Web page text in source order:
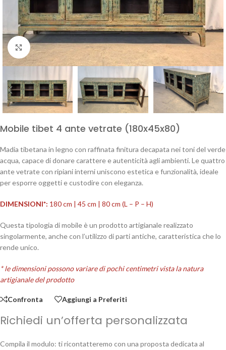
Click to enlarge
Mobile tibet 4 ante vetrate (180x45x80)
Madia tibetana in legno con raffinata finitura decapata nei toni del verde
acqua, capace di donare carattere e autenticità agli ambienti. Le quattro
ante vetrate con ripiani interni uniscono estetica e funzionalità, ideale
per esporre oggetti e custodire con eleganza.
DIMENSIONI*: 180 cm | 45 cm | 80 cm (L – P – H)
Questa tipologia di mobile è un prodotto artigianale realizzato
singolarmente, anche con l’utilizzo di parti antiche, caratteristica che lo
rende unico.
* le dimensioni possono variare di pochi centimetri vista la natura
artigianale del prodotto
Confronta Aggiungi a Preferiti
Richiedi un’offerta personalizzata
Compila il modulo: ti ricontatteremo con una proposta dedicata al